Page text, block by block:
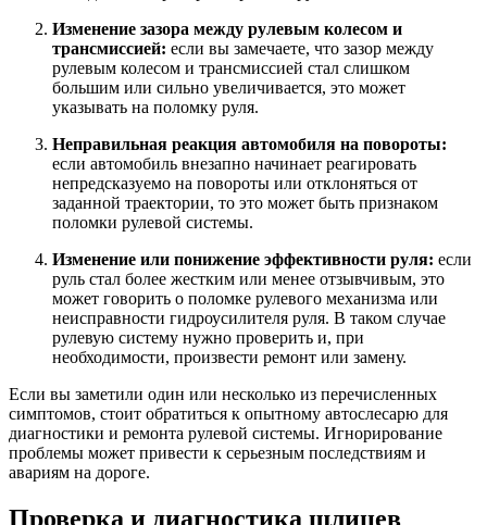
Изменение зазора между рулевым колесом и
трансмиссией: если вы замечаете, что зазор между
рулевым колесом и трансмиссией стал слишком
большим или сильно увеличивается, это может
указывать на поломку руля.
Неправильная реакция автомобиля на повороты:
если автомобиль внезапно начинает реагировать
непредсказуемо на повороты или отклоняться от
заданной траектории, то это может быть признаком
поломки рулевой системы.
Изменение или понижение эффективности руля: если
руль стал более жестким или менее отзывчивым, это
может говорить о поломке рулевого механизма или
неисправности гидроусилителя руля. В таком случае
рулевую систему нужно проверить и, при
необходимости, произвести ремонт или замену.
Если вы заметили один или несколько из перечисленных
симптомов, стоит обратиться к опытному автослесарю для
диагностики и ремонта рулевой системы. Игнорирование
проблемы может привести к серьезным последствиям и
авариям на дороге.
Проверка и диагностика шлицев